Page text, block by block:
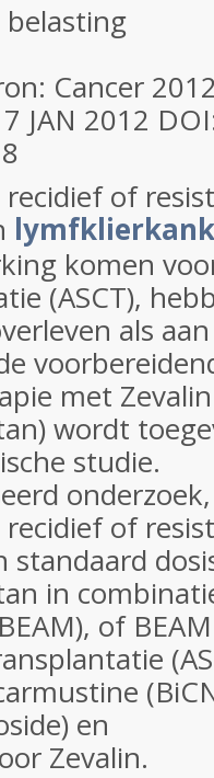
Cancer
JAN 2012
of
komen
(ASCT),
als
met
wordt
studie.
of
standaard
in
of
en
Zevalin.